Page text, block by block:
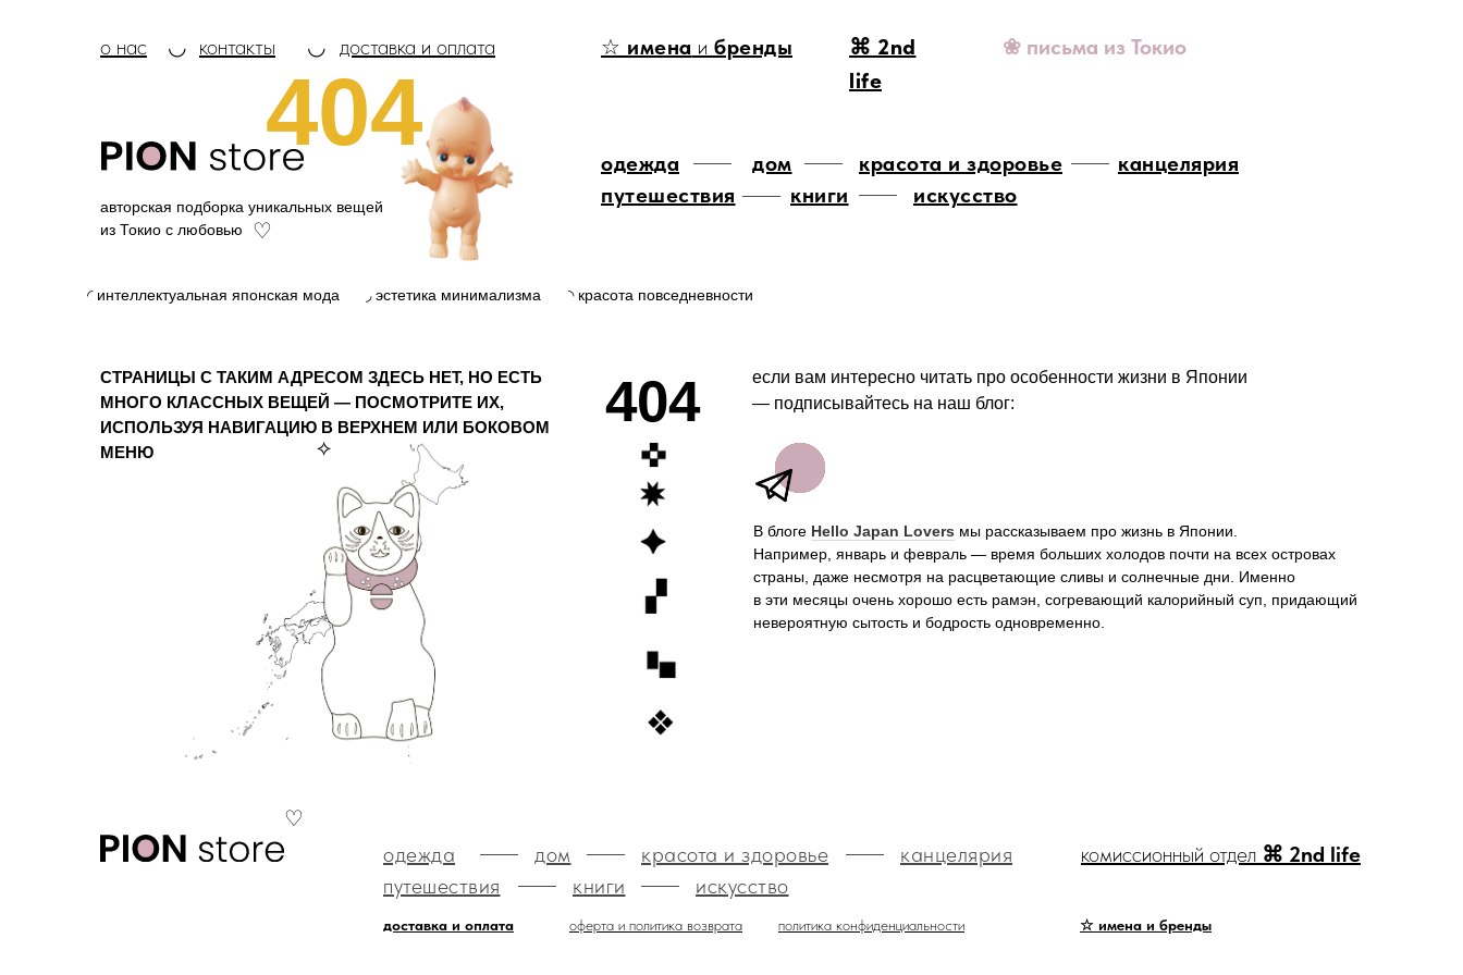
книги искусство
дом канцелярия
красота и здоровье
одежда
путешествия
авторская подборка уникальных вещей
из Токио с любовью
♡
◝ красота повседневности
◜ интеллектуальная японская мода ◞ эстетика минимализма
404
⌘ 2nd
life
☆ имена и бренды
доставка и оплата
◡ ◡
контакты
о нас ❀ письма из Токио
СТРАНИЦЫ С ТАКИМ АДРЕСОМ ЗДЕСЬ НЕТ, НО ЕСТЬ
МНОГО КЛАССНЫХ ВЕЩЕЙ — ПОСМОТРИТЕ ИХ,
ИСПОЛЬЗУЯ НАВИГАЦИЮ В ВЕРХНЕМ ИЛИ БОКОВОМ
МЕНЮ
⟡
В блоге Hello Japan Lovers мы рассказываем про жизнь в Японии.
Например, январь и февраль — время больших холодов почти на всех островах
страны, даже несмотря на расцветающие сливы и солнечные дни. Именно
в эти месяцы очень хорошо есть рамэн, согревающий калорийный суп, придающий
невероятную сытость и бодрость одновременно.
если вам интересно читать про особенности жизни в Японии
— подписывайтесь на наш блог:
404
♡
комиссионный отдел ⌘ 2nd life
доставка и оплата оферта и политика возврата политика конфиденциальности ☆ имена и бренды
одежда красота и здоровье канцелярия
дом
искусство
книги
путешествия